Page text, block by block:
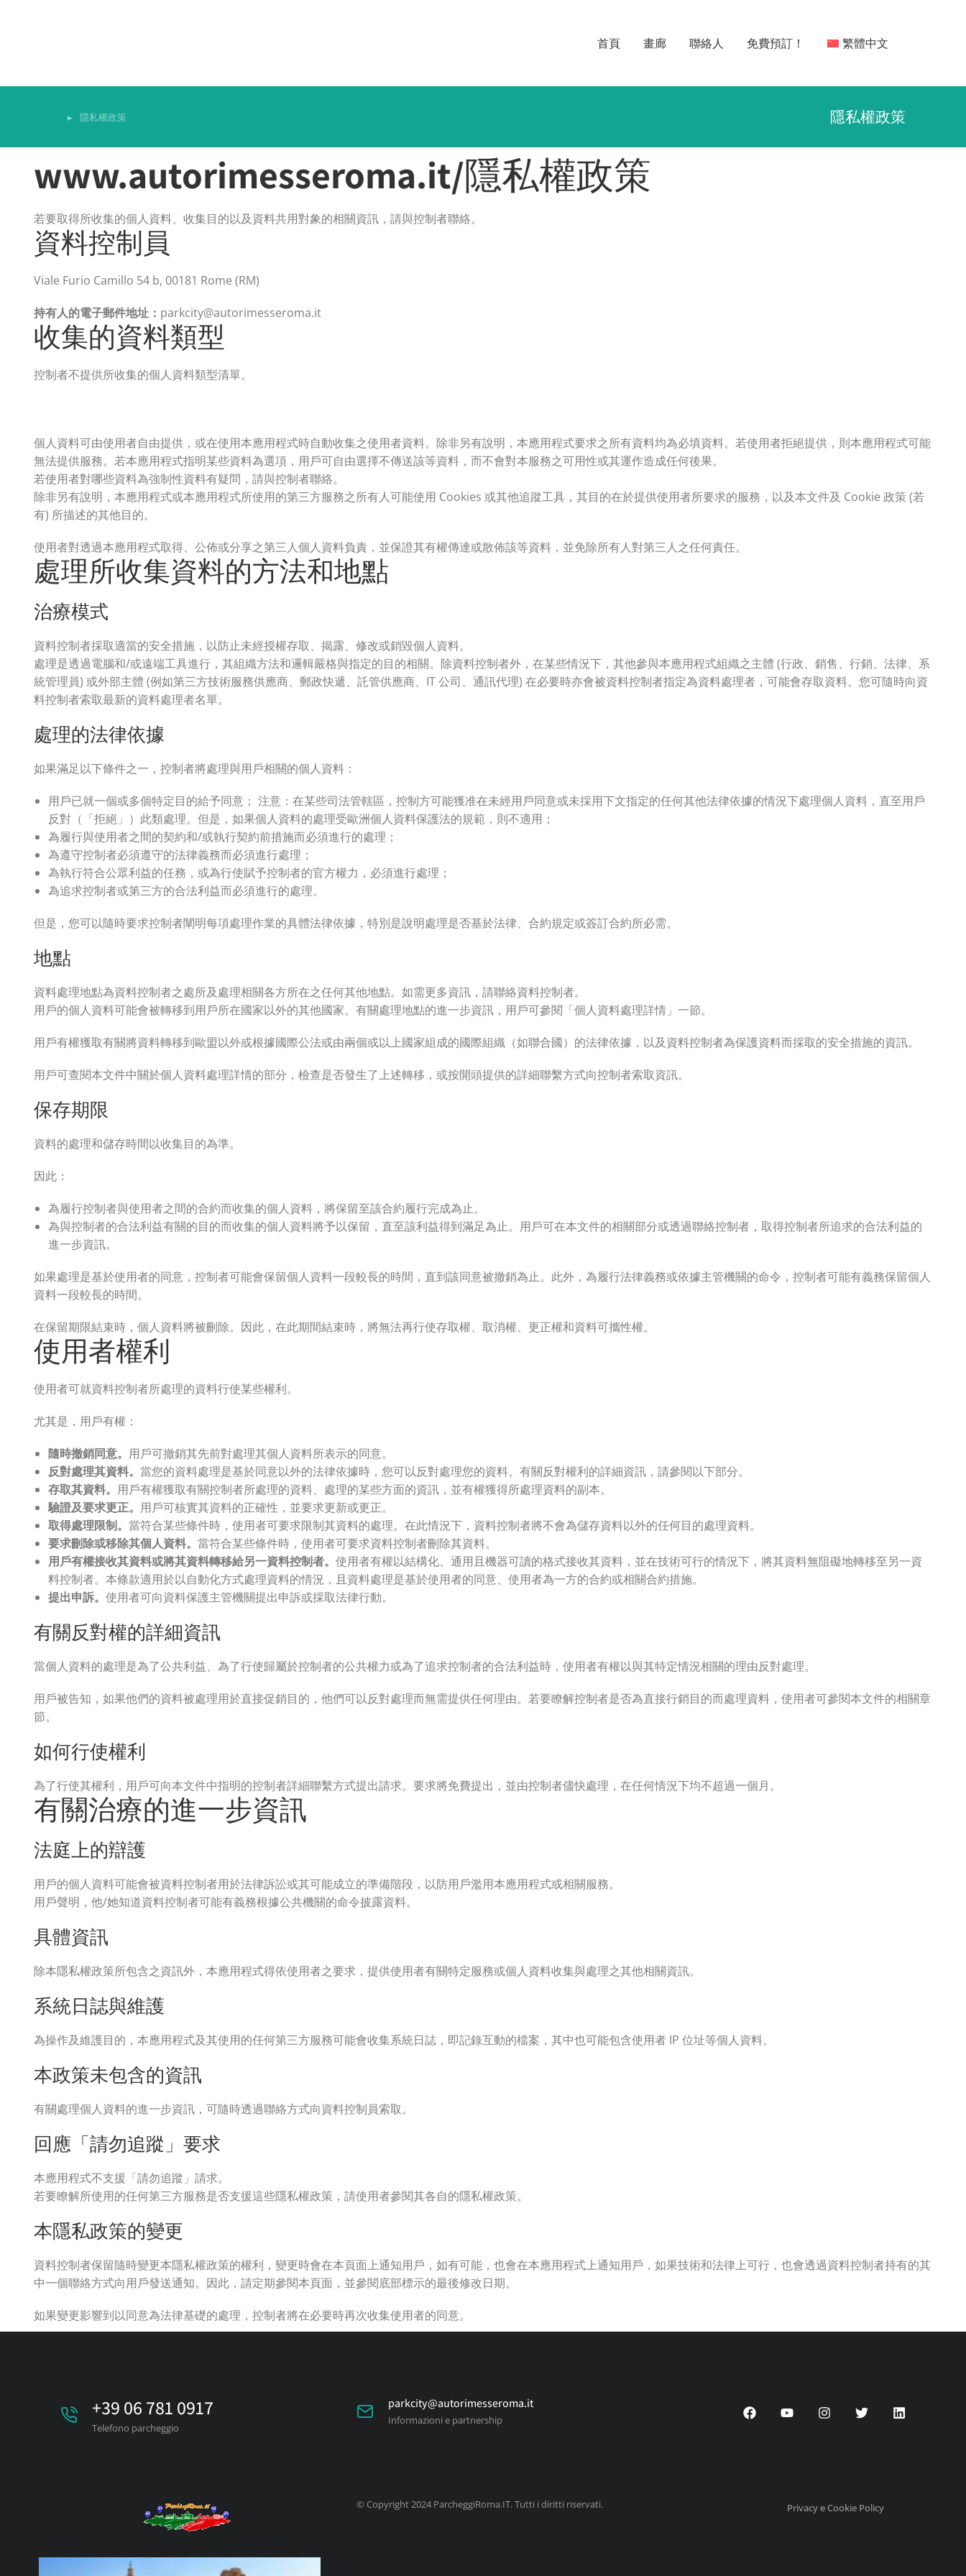
首頁 畫廊 聯絡人 免費預訂！ 繁體中文
You are here:
隱私權政策 隱私權政策
www.autorimesseroma.it/隱私權政策
若要取得所收集的個人資料、收集目的以及資料共用對象的相關資訊，請與控制者聯絡。
資料控制員
Viale Furio Camillo 54 b, 00181 Rome (RM)
持有人的電子郵件地址： parkcity@autorimesseroma.it
收集的資料類型
控制者不提供所收集的個人資料類型清單。
個人資料可由使用者自由提供，或在使用本應用程式時自動收集之使用者資料。除非另有說明，本應用程式要求之所有資料均為必填資料。若使用者拒絕提供，則本應用程式可能
無法提供服務。若本應用程式指明某些資料為選項，用戶可自由選擇不傳送該等資料，而不會對本服務之可用性或其運作造成任何後果。
若使用者對哪些資料為強制性資料有疑問，請與控制者聯絡。
除非另有說明，本應用程式或本應用程式所使用的第三方服務之所有人可能使用 Cookies 或其他追蹤工具，其目的在於提供使用者所要求的服務，以及本文件及 Cookie 政策 (若
有) 所描述的其他目的。
使用者對透過本應用程式取得、公佈或分享之第三人個人資料負責，並保證其有權傳達或散佈該等資料，並免除所有人對第三人之任何責任。
處理所收集資料的方法和地點
治療模式
資料控制者採取適當的安全措施，以防止未經授權存取、揭露、修改或銷毀個人資料。
處理是透過電腦和/或遠端工具進行，其組織方法和邏輯嚴格與指定的目的相關。除資料控制者外，在某些情況下，其他參與本應用程式組織之主體 (行政、銷售、行銷、法律、系
統管理員) 或外部主體 (例如第三方技術服務供應商、郵政快遞、託管供應商、IT 公司、通訊代理) 在必要時亦會被資料控制者指定為資料處理者，可能會存取資料。您可隨時向資
料控制者索取最新的資料處理者名單。
處理的法律依據
如果滿足以下條件之一，控制者將處理與用戶相關的個人資料：
用戶已就一個或多個特定目的給予同意； 注意：在某些司法管轄區，控制方可能獲准在未經用戶同意或未採用下文指定的任何其他法律依據的情況下處理個人資料，直至用戶
反對（「拒絕」）此類處理。但是，如果個人資料的處理受歐洲個人資料保護法的規範，則不適用；
為履行與使用者之間的契約和/或執行契約前措施而必須進行的處理；
為遵守控制者必須遵守的法律義務而必須進行處理；
為執行符合公眾利益的任務，或為行使賦予控制者的官方權力，必須進行處理；
為追求控制者或第三方的合法利益而必須進行的處理。
但是，您可以隨時要求控制者闡明每項處理作業的具體法律依據，特別是說明處理是否基於法律、合約規定或簽訂合約所必需。
地點
資料處理地點為資料控制者之處所及處理相關各方所在之任何其他地點。如需更多資訊，請聯絡資料控制者。
用戶的個人資料可能會被轉移到用戶所在國家以外的其他國家。有關處理地點的進一步資訊，用戶可參閱「個人資料處理詳情」一節。
用戶有權獲取有關將資料轉移到歐盟以外或根據國際公法或由兩個或以上國家組成的國際組織（如聯合國）的法律依據，以及資料控制者為保護資料而採取的安全措施的資訊。
用戶可查閱本文件中關於個人資料處理詳情的部分，檢查是否發生了上述轉移，或按開頭提供的詳細聯繫方式向控制者索取資訊。
保存期限
資料的處理和儲存時間以收集目的為準。
因此：
為履行控制者與使用者之間的合約而收集的個人資料，將保留至該合約履行完成為止。
為與控制者的合法利益有關的目的而收集的個人資料將予以保留，直至該利益得到滿足為止。用戶可在本文件的相關部分或透過聯絡控制者，取得控制者所追求的合法利益的
進一步資訊。
如果處理是基於使用者的同意，控制者可能會保留個人資料一段較長的時間，直到該同意被撤銷為止。此外，為履行法律義務或依據主管機關的命令，控制者可能有義務保留個人
資料一段較長的時間。
在保留期限結束時，個人資料將被刪除。因此，在此期間結束時，將無法再行使存取權、取消權、更正權和資料可攜性權。
使用者權利
使用者可就資料控制者所處理的資料行使某些權利。
尤其是，用戶有權：
隨時撤銷同意。 用戶可撤銷其先前對處理其個人資料所表示的同意。
反對處理其資料。 當您的資料處理是基於同意以外的法律依據時，您可以反對處理您的資料。有關反對權利的詳細資訊，請參閱以下部分。
存取其資料。 用戶有權獲取有關控制者所處理的資料、處理的某些方面的資訊，並有權獲得所處理資料的副本。
驗證及要求更正。 用戶可核實其資料的正確性，並要求更新或更正。
取得處理限制。 當符合某些條件時，使用者可要求限制其資料的處理。在此情況下，資料控制者將不會為儲存資料以外的任何目的處理資料。
要求刪除或移除其個人資料。 當符合某些條件時，使用者可要求資料控制者刪除其資料。
用戶有權接收其資料或將其資料轉移給另一資料控制者。 使用者有權以結構化、通用且機器可讀的格式接收其資料，並在技術可行的情況下，將其資料無阻礙地轉移至另一資
料控制者。本條款適用於以自動化方式處理資料的情況，且資料處理是基於使用者的同意、使用者為一方的合約或相關合約措施。
提出申訴。 使用者可向資料保護主管機關提出申訴或採取法律行動。
有關反對權的詳細資訊
當個人資料的處理是為了公共利益、為了行使歸屬於控制者的公共權力或為了追求控制者的合法利益時，使用者有權以與其特定情況相關的理由反對處理。
用戶被告知，如果他們的資料被處理用於直接促銷目的，他們可以反對處理而無需提供任何理由。若要瞭解控制者是否為直接行銷目的而處理資料，使用者可參閱本文件的相關章
節。
如何行使權利
為了行使其權利，用戶可向本文件中指明的控制者詳細聯繫方式提出請求。要求將免費提出，並由控制者儘快處理，在任何情況下均不超過一個月。
有關治療的進一步資訊
法庭上的辯護
用戶的個人資料可能會被資料控制者用於法律訴訟或其可能成立的準備階段，以防用戶濫用本應用程式或相關服務。
用戶聲明，他/她知道資料控制者可能有義務根據公共機關的命令披露資料。
具體資訊
除本隱私權政策所包含之資訊外，本應用程式得依使用者之要求，提供使用者有關特定服務或個人資料收集與處理之其他相關資訊。
系統日誌與維護
為操作及維護目的，本應用程式及其使用的任何第三方服務可能會收集系統日誌，即記錄互動的檔案，其中也可能包含使用者 IP 位址等個人資料。
本政策未包含的資訊
有關處理個人資料的進一步資訊，可隨時透過聯絡方式向資料控制員索取。
回應「請勿追蹤」要求
本應用程式不支援「請勿追蹤」請求。
若要瞭解所使用的任何第三方服務是否支援這些隱私權政策，請使用者參閱其各自的隱私權政策。
本隱私政策的變更
資料控制者保留隨時變更本隱私權政策的權利，變更時會在本頁面上通知用戶，如有可能，也會在本應用程式上通知用戶，如果技術和法律上可行，也會透過資料控制者持有的其
中一個聯絡方式向用戶發送通知。因此，請定期參閱本頁面，並參閱底部標示的最後修改日期。
如果變更影響到以同意為法律基礎的處理，控制者將在必要時再次收集使用者的同意。
+39 06 781 0917
Telefono parcheggio
parkcity@autorimesseroma.it
Informazioni e partnership
© Copyright 2024 ParcheggiRoma.IT. Tutti i diritti riservati. Privacy e Cookie Policy